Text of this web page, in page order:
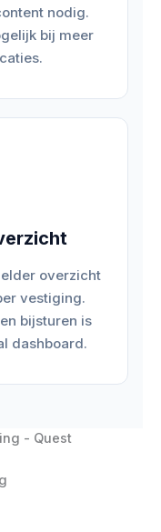
nodig.
bij meer
overzicht
vestiging.
bijsturen is
dashboard.